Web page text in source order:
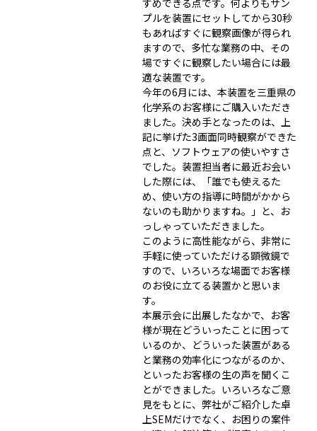
すめできる点です。何よりもサン
プルを装置にセットしてから30秒
もあればすぐに観察画像が得られ
ますので、多忙な業務の中、その
場ですぐに観察したい場合には最
適な装置です。
今年の6月には、本装置を三重県の
化学系のお客様にご購入いただき
ました。決め手となったのは、上
記に挙げた3画面同時観察ができた
点と、ソフトウェアの使いやすさ
でした。装置担当者に最近お会い
した際には、「誰でも使えるた
め、使い方の指導に時間がかから
ないのも助かりますね。」と、お
っしゃっていただきました。
このように高性能ながら、非常に
手軽に使っていただける顕微鏡で
すので、いろいろな場面でお客様
のお役に立てる装置かと思いま
す。
本展示会に出展したなかで、お客
様が現在どういったことに困って
いるのか、どういった装置がある
と業務の効率化につながるのか、
といったお客様の生の声を聞くこ
とができました。いろいろなご意
見をもとに、弊社がご紹介した卓
上SEMだけでなく、お困りの案件